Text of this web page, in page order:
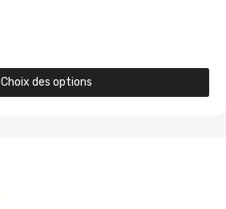
Choix des options